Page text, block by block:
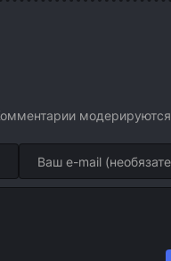
модерируются